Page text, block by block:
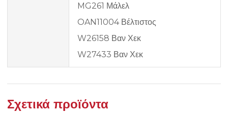
MG261 Μάλελ
OAN11004 Βέλτιστος
W26158 Βαν Χεκ
W27433 Βαν Χεκ
Σχετικά προϊόντα